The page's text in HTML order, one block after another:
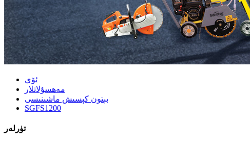
ئۆي
مەھسۇلاتلار
بېتون كېسىش ماشىنىسى
SGFS1200
تۈرلەر